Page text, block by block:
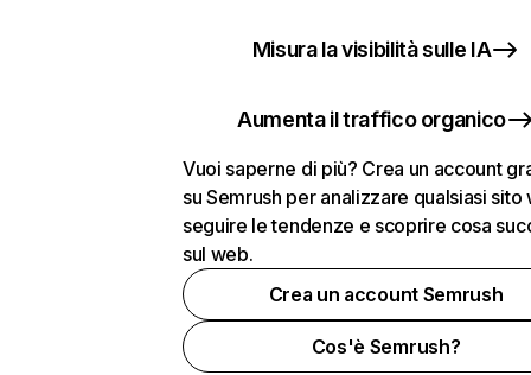
Misura la visibilità sulle IA
Aumenta il traffico organico
Vuoi saperne di più? Crea un account
su Semrush per analizzare qualsiasi sito
seguire le tendenze e scoprire cosa
sul web.
Crea un account Semrush
Cos'è Semrush?